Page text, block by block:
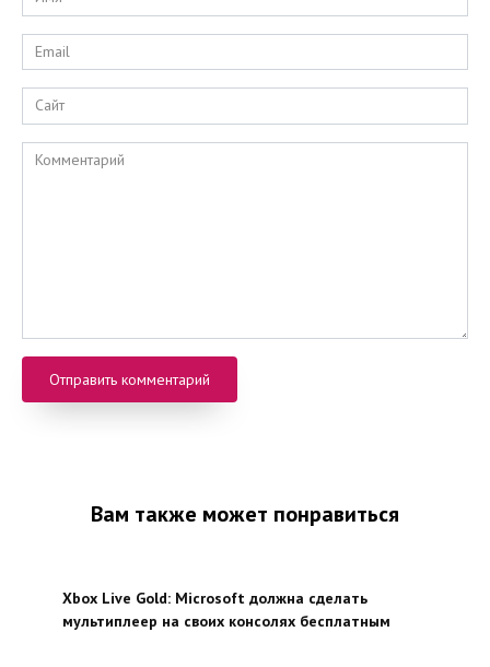
*
Email
*
Сайт
Комментарий
Вам также может понравиться
Xbox Live Gold: Microsoft должна сделать
мультиплеер на своих консолях бесплатным